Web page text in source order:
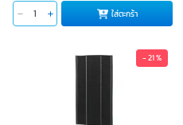
ใส่ตะกร้า
- 21 %